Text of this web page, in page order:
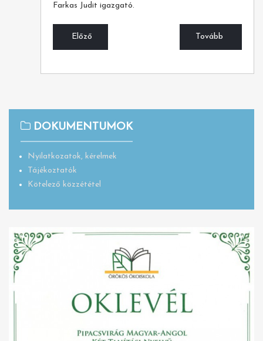
Farkas Judit igazgató.
Előző Tovább
DOKUMENTUMOK
Nyilatkozatok, kérelmek
Tájékoztatók
Kötelező közzététel